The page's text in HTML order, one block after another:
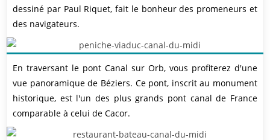
dessiné par Paul Riquet, fait le bonheur des promeneurs et
des navigateurs.
En traversant le pont Canal sur Orb, vous profiterez d'une
vue panoramique de Béziers. Ce pont, inscrit au monument
historique, est l'un des plus grands pont canal de France
comparable à celui de Cacor.